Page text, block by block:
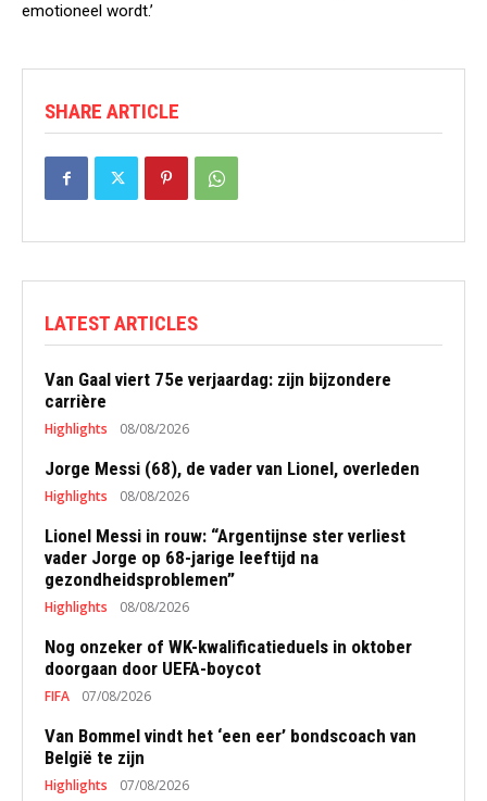
emotioneel wordt.’
SHARE ARTICLE
LATEST ARTICLES
Van Gaal viert 75e verjaardag: zijn bijzondere
carrière
Highlights 08/08/2026
Jorge Messi (68), de vader van Lionel, overleden
Highlights 08/08/2026
Lionel Messi in rouw: “Argentijnse ster verliest
vader Jorge op 68-jarige leeftijd na
gezondheidsproblemen”
Highlights 08/08/2026
Nog onzeker of WK-kwalificatieduels in oktober
doorgaan door UEFA-boycot
FIFA 07/08/2026
Van Bommel vindt het ‘een eer’ bondscoach van
België te zijn
Highlights 07/08/2026